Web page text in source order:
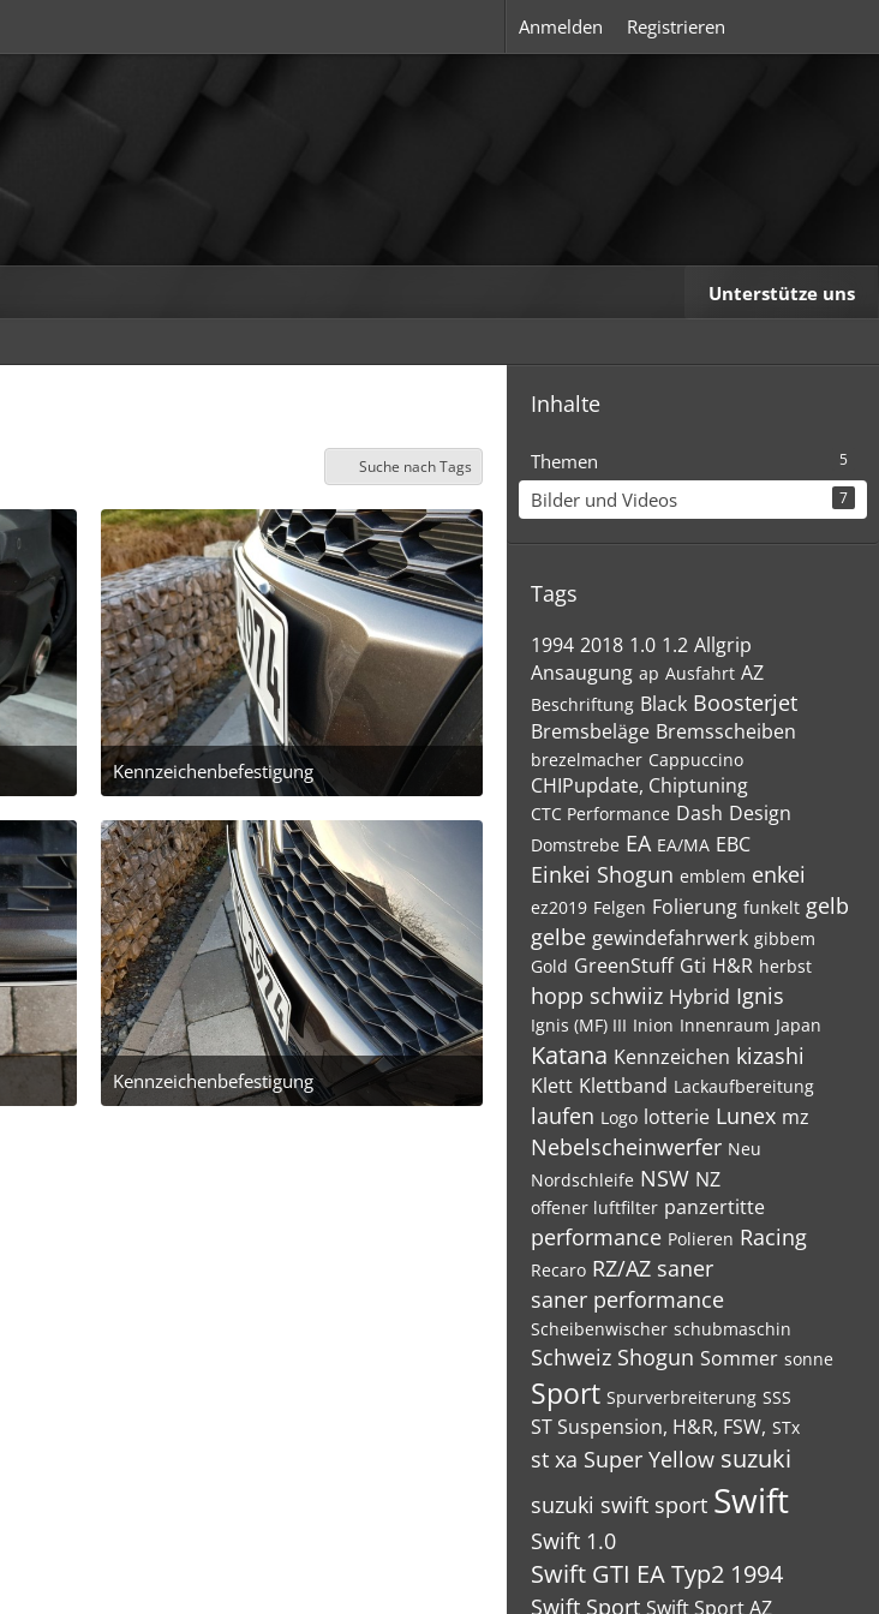
Anmelden Registrieren
Unterstütze uns
Suche nach Tags
Kennzeichenbefestigung
16. Februar 2019 um 16:52
Kennzeichenbefestigung
16. Februar 2019 um 16:52
Inhalte
Themen 5
Bilder und Videos 7
Tags
1994 2018 1.0 1.2 Allgrip
Ansaugung ap Ausfahrt AZ
Beschriftung Black Boosterjet
Bremsbeläge Bremsscheiben
brezelmacher Cappuccino
CHIPupdate, Chiptuning
CTC Performance Dash Design
Domstrebe EA EA/MA EBC
Einkei Shogun emblem enkei
ez2019 Felgen Folierung funkelt gelb
gelbe gewindefahrwerk gibbem
Gold GreenStuff Gti H&R herbst
hopp schwiiz Hybrid Ignis
Ignis (MF) III Inion Innenraum Japan
Katana Kennzeichen kizashi
Klett Klettband Lackaufbereitung
laufen Logo lotterie Lunex mz
Nebelscheinwerfer Neu
Nordschleife NSW NZ
offener luftfilter panzertitte
performance Polieren Racing
Recaro RZ/AZ saner
saner performance
Scheibenwischer schubmaschin
Schweiz Shogun Sommer sonne
Sport Spurverbreiterung SSS
ST Suspension, H&R, FSW, STx
st xa Super Yellow suzuki
suzuki swift sport Swift
Swift 1.0
Swift GTI EA Typ2 1994
Swift Sport Swift Sport AZ